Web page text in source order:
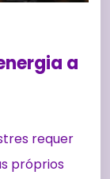
a
requer
próprios